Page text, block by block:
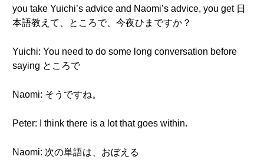
you take Yuichi’s advice and Naomi’s advice, you get 日
本語教えて、ところで、今夜ひまですか？
Yuichi: You need to do some long conversation before
saying ところで
Naomi: そうですね。
Peter: I think there is a lot that goes within.
Naomi: 次の単語は、おぼえる